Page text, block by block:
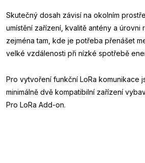
Skutečný dosah závisí na okolním
umístění zařízení, kvalitě antény a úrovni
zejména tam, kde je potřeba přenášet
velké vzdálenosti při nízké spotřebě
Pro vytvoření funkční LoRa komunikace
minimálně dvě kompatibilní zařízení
Pro LoRa Add-on.